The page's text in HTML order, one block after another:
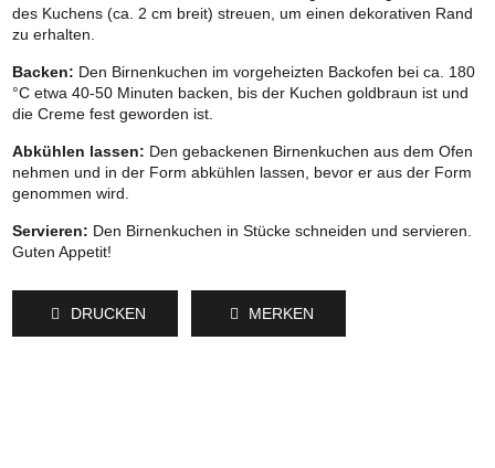
des Kuchens (ca. 2 cm breit) streuen, um einen dekorativen Rand
zu erhalten.
Backen: Den Birnenkuchen im vorgeheizten Backofen bei ca. 180
°C etwa 40-50 Minuten backen, bis der Kuchen goldbraun ist und
die Creme fest geworden ist.
Abkühlen lassen: Den gebackenen Birnenkuchen aus dem Ofen
nehmen und in der Form abkühlen lassen, bevor er aus der Form
genommen wird.
Servieren: Den Birnenkuchen in Stücke schneiden und servieren.
Guten Appetit!
DRUCKEN MERKEN